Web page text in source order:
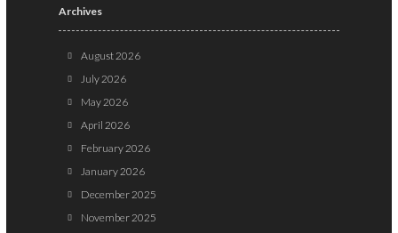
Archives
August 2026
July 2026
May 2026
April 2026
February 2026
January 2026
December 2025
November 2025